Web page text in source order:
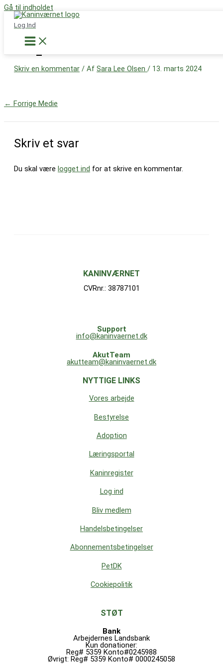
Gå til indholdet
Log Ind
Støt nu
IMG_3843
Skriv en kommentar / Af Sara Lee Olsen / 13. marts 2024
← Forrige Medie
Skriv et svar
Du skal være logget ind for at skrive en kommentar.
KANINVÆRNET
CVRnr.: 38787101
Support
info@kaninvaernet.dk
AkutTeam
akutteam@kaninvaernet.dk
NYTTIGE LINKS
Vores arbejde
Bestyrelse
Adoption
Læringsportal
Kaninregister
Log ind
Bliv medlem
Handelsbetingelser
Abonnementsbetingelser
PetDK
Cookiepolitik
STØT
Bank
Arbejdernes Landsbank
Kun donationer:
Reg# 5359 Konto#0245988
Øvrigt: Reg# 5359 Konto# 0000245058